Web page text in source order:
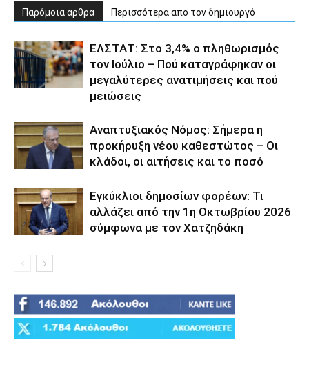
Παρόμοια άρθρα Περισσότερα απο τον δημιουργό
ΕΛΣΤΑΤ: Στο 3,4% ο πληθωρισμός
τον Ιούλιο – Πού καταγράφηκαν οι
μεγαλύτερες ανατιμήσεις και πού
μειώσεις
Αναπτυξιακός Νόμος: Σήμερα η
προκήρυξη νέου καθεστώτος – Οι
κλάδοι, οι αιτήσεις και το ποσό
Εγκύκλιοι δημοσίων φορέων: Τι
αλλάζει από την 1η Οκτωβρίου 2026
σύμφωνα με τον Χατζηδάκη